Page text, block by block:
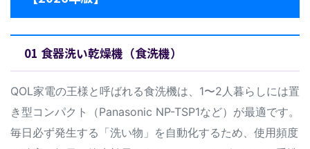
01 食器洗い乾燥機（食洗機）
QOL家電の王様と呼ばれる食洗機は、1〜2人暮らしには置
き型コンパクト（Panasonic NP-TSP1など）が最適です。
毎日必ず発生する「洗い物」を自動化するため、使用頻度